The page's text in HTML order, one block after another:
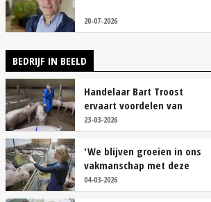
20-07-2026
BEDRIJF IN BEELD
Handelaar Bart Troost
ervaart voordelen van
coöperatieve voerfusie
23-03-2026
'We blijven groeien in ons
vakmanschap met deze
teamaanpak'
04-03-2026